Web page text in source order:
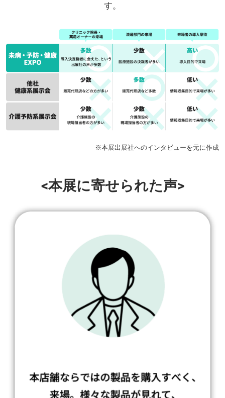
す。
※本展出展社へのインタビューを元に作成
<本展に寄せられた声>